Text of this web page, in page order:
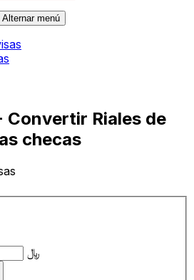
Alternar menú
Convertir Riales de
checas
﷼